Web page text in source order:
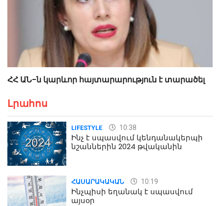
ՀՀ ԱՆ-ն կարևոր հայտարարություն է տարածել
Լրահոս
LIFESTYLE 10:38
Ինչ է սպասվում կենդանակերպի
նշաններին 2024 թվականին
ՀԱՍԱՐԱԿԱԿԱՆ 10:19
Ինչպիսի եղանակ է սպասվում
այսօր